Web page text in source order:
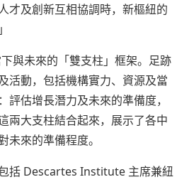
才及創新互相協調時，新樞紐的
與未來的「雙支柱」框架。足跡
活動，包括機構實力、資源及當
評估增長潛力及未來的準備度，
兩大支柱結合起來，展示了各中
未來的準備程度。
括 Descartes Institute 主席兼紐